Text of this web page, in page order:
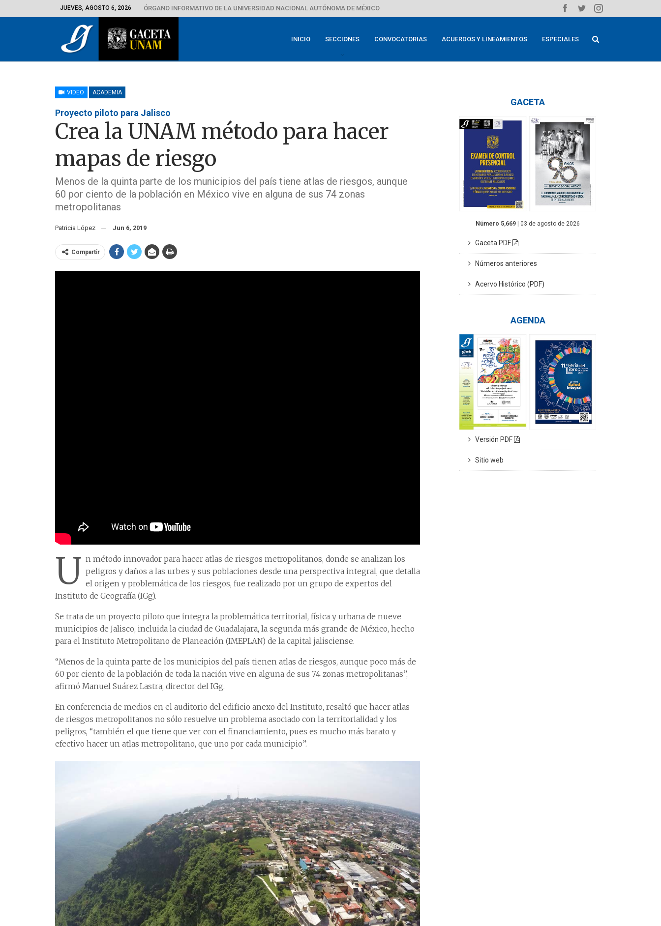
JUEVES, AGOSTO 6, 2026 ÓRGANO INFORMATIVO DE LA UNIVERSIDAD NACIONAL AUTÓNOMA DE MÉXICO
INICIO SECCIONES CONVOCATORIAS ACUERDOS Y LINEAMIENTOS ESPECIALES
VIDEO ACADEMIA
Proyecto piloto para Jalisco
Crea la UNAM método para hacer
mapas de riesgo
Menos de la quinta parte de los municipios del país tiene atlas de riesgos, aunque
60 por ciento de la población en México vive en alguna de sus 74 zonas
metropolitanas
Patricia López Jun 6, 2019
Compartir
U n método innovador para hacer atlas de riesgos metropolitanos, donde se analizan los
peligros y daños a las urbes y sus poblaciones desde una perspectiva integral, que detalla
el origen y problemática de los riesgos, fue realizado por un grupo de expertos del
Instituto de Geografía (IGg).
Se trata de un proyecto piloto que integra la problemática territorial, física y urbana de nueve
municipios de Jalisco, incluida la ciudad de Guadalajara, la segunda más grande de México, hecho
para el Instituto Metropolitano de Planeación (IMEPLAN) de la capital jalisciense.
“Menos de la quinta parte de los municipios del país tienen atlas de riesgos, aunque poco más de
60 por ciento de la población de toda la nación vive en alguna de sus 74 zonas metropolitanas”,
afirmó Manuel Suárez Lastra, director del IGg.
En conferencia de medios en el auditorio del edificio anexo del Instituto, resaltó que hacer atlas
de riesgos metropolitanos no sólo resuelve un problema asociado con la territorialidad y los
peligros, “también el que tiene que ver con el financiamiento, pues es mucho más barato y
efectivo hacer un atlas metropolitano, que uno por cada municipio”.
GACETA
Número 5,669 | 03 de agosto de 2026
Gaceta PDF
Números anteriores
Acervo Histórico (PDF)
AGENDA
Versión PDF
Sitio web